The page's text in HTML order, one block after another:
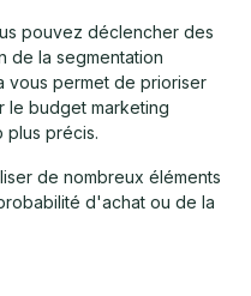
pouvez déclencher des
de la segmentation
vous permet de prioriser
le budget marketing
plus précis.
de nombreux éléments
d'achat ou de la